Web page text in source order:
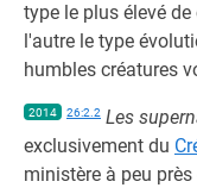
type le plus élevé
l'autre le type
humbles créatures
2014 26:2.2 Les
exclusivement du
ministère à peu